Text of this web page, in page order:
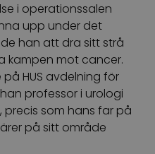
i operationssalen
upp under det
han att dra sitt strå
kampen mot cancer.
på HUS avdelning för
professor i urologi
precis som hans far på
på sitt område